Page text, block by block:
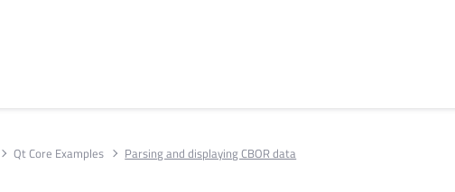
Qt Core Examples Parsing and displaying CBOR data